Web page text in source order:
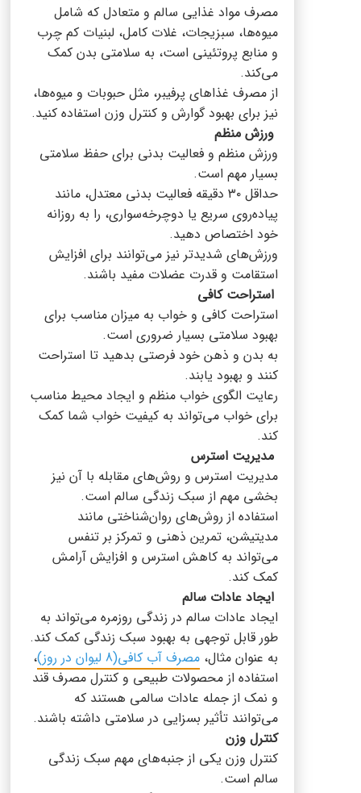
مصرف مواد غذایی سالم و متعادل که شامل
میوه‌ها، سبزیجات، غلات کامل، لبنیات کم چرب
و منابع پروتئینی است، به سلامتی بدن کمک
می‌کند.
از مصرف غذاهای پرفیبر، مثل حبوبات و میوه‌ها،
نیز برای بهبود گوارش و کنترل وزن استفاده کنید.
ورزش منظم
ورزش منظم و فعالیت بدنی برای حفظ سلامتی
بسیار مهم است.
حداقل ۳۰ دقیقه فعالیت بدنی معتدل، مانند
پیاده‌روی سریع یا دوچرخه‌سواری، را به روزانه
خود اختصاص دهید.
ورزش‌های شدید‌تر نیز می‌توانند برای افزایش
استقامت و قدرت عضلات مفید باشند.
استراحت کافی
استراحت کافی و خواب به میزان مناسب برای
بهبود سلامتی بسیار ضروری است.
به بدن و ذهن خود فرصتی بدهید تا استراحت
کنند و بهبود یابند.
رعایت الگوی خواب منظم و ایجاد محیط مناسب
برای خواب می‌تواند به کیفیت خواب شما کمک
کند.
مدیریت استرس
مدیریت استرس و روش‌های مقابله با آن نیز
بخشی مهم از سبک زندگی سالم است.
استفاده از روش‌های روان‌شناختی مانند
مدیتیشن، تمرین ذهنی و تمرکز بر تنفس
می‌تواند به کاهش استرس و افزایش آرامش
کمک کند.
ایجاد عادات سالم
ایجاد عادات سالم در زندگی روزمره می‌تواند به
طور قابل توجهی به بهبود سبک زندگی کمک کند.
به عنوان مثال،مصرف آب کافی(8 لیوان در روز)
،
استفاده از محصولات طبیعی و کنترل مصرف قند
و نمک از جمله عادات سالمی هستند که
می‌توانند تأثیر بسزایی در سلامتی داشته باشند.
کنترل وزن
کنترل وزن یکی از جنبه‌های مهم سبک زندگی
سالم است.